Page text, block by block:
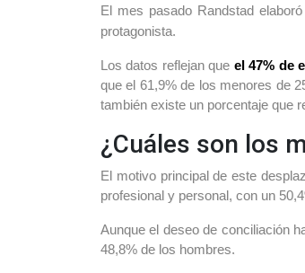
El mes pasado Randstad
protagonista.
Los datos reflejan que el 47% de
que el 61,9% de los menores de
también existe un porcentaje que
¿Cuáles son los
El motivo principal de este
profesional y personal, con un
Aunque el deseo de conciliación
48,8% de los hombres.